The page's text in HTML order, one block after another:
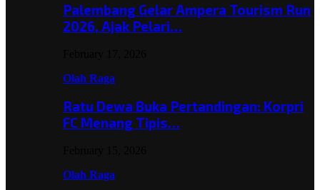
Palembang Gelar Ampera Tourism Run
2026, Ajak Pelari…
Olah Raga
Ratu Dewa Buka Pertandingan: Korpri
FC Menang Tipis…
Olah Raga